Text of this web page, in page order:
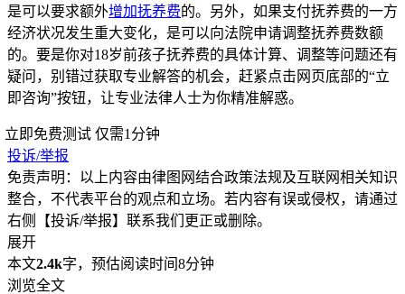
是可以要求额外增加抚养费的。另外，如果支付抚养费的一方
经济状况发生重大变化，是可以向法院申请调整抚养费数额
的。要是你对18岁前孩子抚养费的具体计算、调整等问题还有
疑问，别错过获取专业解答的机会，赶紧点击网页底部的“立
即咨询”按钮，让专业法律人士为你精准解惑。
立即免费测试 仅需1分钟
投诉/举报
免责声明：以上内容由律图网结合政策法规及互联网相关知识
整合，不代表平台的观点和立场。若内容有误或侵权，请通过
右侧【投诉/举报】联系我们更正或删除。
展开
本文2.4k字，预估阅读时间8分钟
浏览全文